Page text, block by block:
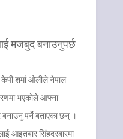
मजबुद बनाउनुपर्छ
शर्मा ओलीले नेपाल
भएकोले आफ्ना
पर्ने बताएका छन् ।
आइतबार सिंहदरबारमा